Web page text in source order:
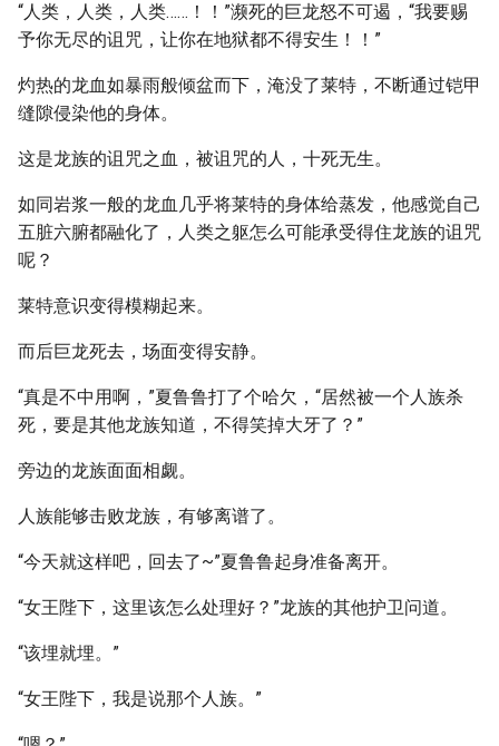
“人类，人类，人类……！！”濒死的巨龙怒不可遏，“我要赐
予你无尽的诅咒，让你在地狱都不得安生！！”
灼热的龙血如暴雨般倾盆而下，淹没了莱特，不断通过铠甲
缝隙侵染他的身体。
这是龙族的诅咒之血，被诅咒的人，十死无生。
如同岩浆一般的龙血几乎将莱特的身体给蒸发，他感觉自己
五脏六腑都融化了，人类之躯怎么可能承受得住龙族的诅咒
呢？
莱特意识变得模糊起来。
而后巨龙死去，场面变得安静。
“真是不中用啊，”夏鲁鲁打了个哈欠，“居然被一个人族杀
死，要是其他龙族知道，不得笑掉大牙了？”
旁边的龙族面面相觑。
人族能够击败龙族，有够离谱了。
“今天就这样吧，回去了~”夏鲁鲁起身准备离开。
“女王陛下，这里该怎么处理好？”龙族的其他护卫问道。
“该埋就埋。”
“女王陛下，我是说那个人族。”